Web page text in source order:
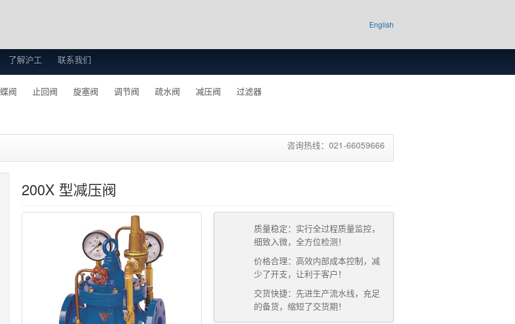
English
了解沪工 联系我们
蝶阀 止回阀 旋塞阀 调节阀 疏水阀 减压阀 过滤器
咨询热线：021-66059666
200X 型减压阀
质量稳定：实行全过程质量监控，
细致入微，全方位检测！
价格合理：高效内部成本控制，减
少了开支，让利于客户！
交货快捷：先进生产流水线，充足
的备货，缩短了交货期！